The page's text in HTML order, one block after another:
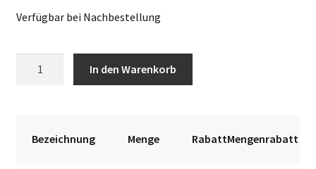
Verfügbar bei Nachbestellung
In den Warenkorb
Bezeichnung Menge RabattMengenrabatt